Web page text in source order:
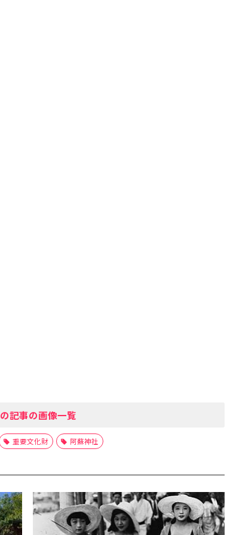
記事の画像一覧
重要文化財 阿蘇神社